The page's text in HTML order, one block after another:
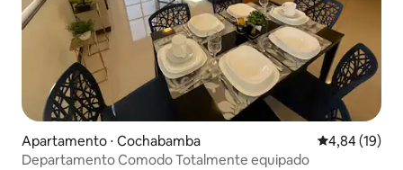
Apartamento ⋅ Cochabamba 4,84 de uma
4,84 (19)
Departamento Comodo Totalmente equipado